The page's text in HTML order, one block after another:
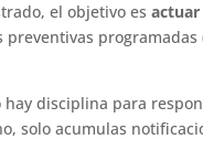
el objetivo es
disciplina para
solo acumulas